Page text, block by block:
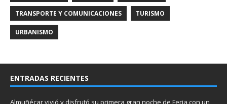
TRANSPORTE Y COMUNICACIONES TURISMO
URBANISMO
ENTRADAS RECIENTES
Almuñécar vivió y disfrutó su primera gran noche de Feria con un